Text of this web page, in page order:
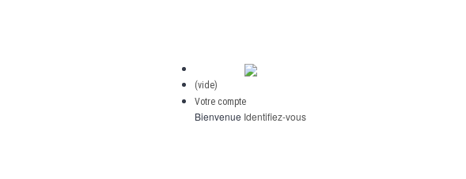
(vide)
Votre compte
Bienvenue Identifiez-vous